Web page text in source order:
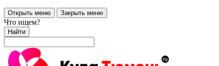
Открыть меню Закрыть меню
Что ищем?
Найти